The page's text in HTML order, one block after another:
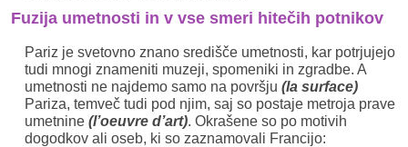
Fuzija umetnosti in v vse smeri hitečih potnikov
Pariz je svetovno znano središče umetnosti, kar potrjujejo
tudi mnogi znameniti muzeji, spomeniki in zgradbe. A
umetnosti ne najdemo samo na površju (la surface)
Pariza, temveč tudi pod njim, saj so postaje metroja prave
umetnine (l’oeuvre d’art). Okrašene so po motivih
dogodkov ali oseb, ki so zaznamovali Francijo: